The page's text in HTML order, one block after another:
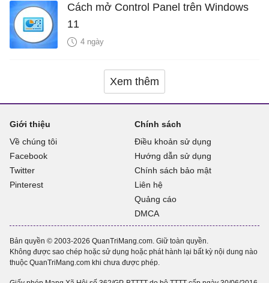
Cách mở Control Panel trên Windows
11
4 ngày
Xem thêm
Giới thiệu
Về chúng tôi
Facebook
Twitter
Pinterest
Chính sách
Điều khoản sử dụng
Hướng dẫn sử dụng
Chính sách bảo mật
Liên hệ
Quảng cáo
DMCA
Bản quyền © 2003-2026 QuanTriMang.com. Giữ toàn quyền.
Không được sao chép hoặc sử dụng hoặc phát hành lại bất kỳ nội dung nào
thuộc QuanTriMang.com khi chưa được phép.